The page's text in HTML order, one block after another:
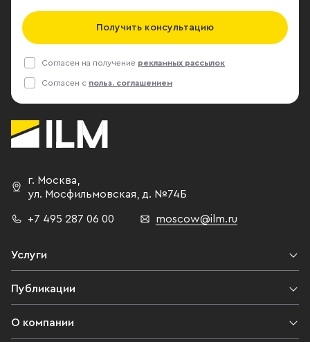
Получить консультацию
Согласен на получение рекламных рассылок
Согласен с польз. соглашением
г. Москва,
ул. Мосфильмовская, д. №74Б
+7 495 287 06 00 moscow@ilm.ru
Услуги
Публикации
О компании